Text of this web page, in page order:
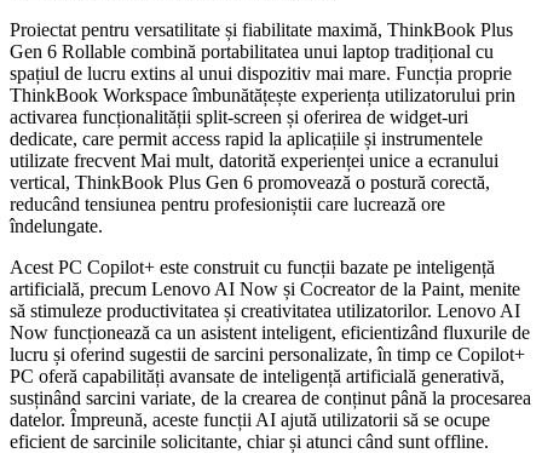
Proiectat pentru versatilitate și fiabilitate maximă, ThinkBook Plus
Gen 6 Rollable combină portabilitatea unui laptop tradițional cu
spațiul de lucru extins al unui dispozitiv mai mare. Funcția proprie
ThinkBook Workspace îmbunătățește experiența utilizatorului prin
activarea funcționalității split-screen și oferirea de widget-uri
dedicate, care permit access rapid la aplicațiile și instrumentele
utilizate frecvent Mai mult, datorită experienței unice a ecranului
vertical, ThinkBook Plus Gen 6 promovează o postură corectă,
reducând tensiunea pentru profesioniștii care lucrează ore
îndelungate.
Acest PC Copilot+ este construit cu funcții bazate pe inteligență
artificială, precum Lenovo AI Now și Cocreator de la Paint, menite
să stimuleze productivitatea și creativitatea utilizatorilor. Lenovo AI
Now funcționează ca un asistent inteligent, eficientizând fluxurile de
lucru și oferind sugestii de sarcini personalizate, în timp ce Copilot+
PC oferă capabilități avansate de inteligență artificială generativă,
susținând sarcini variate, de la crearea de conținut până la procesarea
datelor. Împreună, aceste funcții AI ajută utilizatorii să se ocupe
eficient de sarcinile solicitante, chiar și atunci când sunt offline.